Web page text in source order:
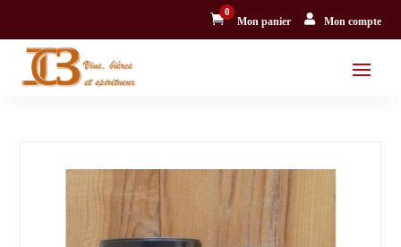

0
Mon panier  Mon compte